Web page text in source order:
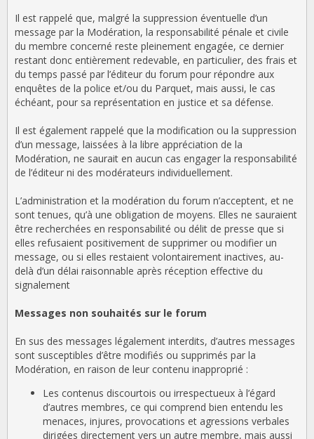
Il est rappelé que, malgré la suppression éventuelle d’un
message par la Modération, la responsabilité pénale et civile
du membre concerné reste pleinement engagée, ce dernier
restant donc entièrement redevable, en particulier, des frais et
du temps passé par l’éditeur du forum pour répondre aux
enquêtes de la police et/ou du Parquet, mais aussi, le cas
échéant, pour sa représentation en justice et sa défense.
Il est également rappelé que la modification ou la suppression
d’un message, laissées à la libre appréciation de la
Modération, ne saurait en aucun cas engager la responsabilité
de l’éditeur ni des modérateurs individuellement.
L’administration et la modération du forum n’acceptent, et ne
sont tenues, qu’à une obligation de moyens. Elles ne sauraient
être recherchées en responsabilité ou délit de presse que si
elles refusaient positivement de supprimer ou modifier un
message, ou si elles restaient volontairement inactives, au-
delà d’un délai raisonnable après réception effective du
signalement
Messages non souhaités sur le forum
En sus des messages légalement interdits, d’autres messages
sont susceptibles d’être modifiés ou supprimés par la
Modération, en raison de leur contenu inapproprié :
Les contenus discourtois ou irrespectueux à l’égard
d’autres membres, ce qui comprend bien entendu les
menaces, injures, provocations et agressions verbales
dirigées directement vers un autre membre, mais aussi